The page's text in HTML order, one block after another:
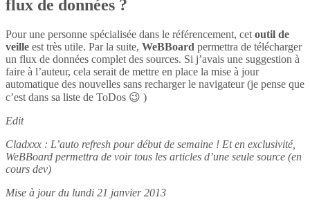
flux de données ?
Pour une personne spécialisée dans le référencement, cet outil de
veille est très utile. Par la suite, WeBBoard permettra de télécharger
un flux de données complet des sources. Si j’avais une suggestion à
faire à l’auteur, cela serait de mettre en place la mise à jour
automatique des nouvelles sans recharger le navigateur (je pense que
c’est dans sa liste de ToDos 😉 )
Edit
Cladxxx : L’auto refresh pour début de semaine ! Et en exclusivité,
WeBBoard permettra de voir tous les articles d’une seule source (en
cours dev)
Mise à jour du lundi 21 janvier 2013